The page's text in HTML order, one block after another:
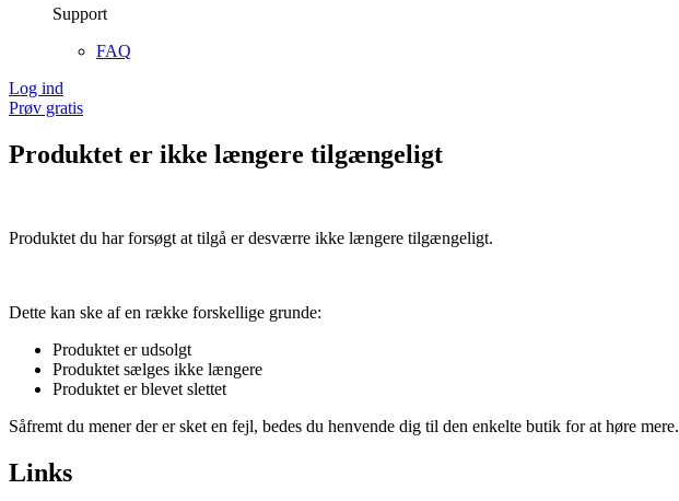
Support
FAQ
Log ind
Prøv gratis
Produktet er ikke længere tilgængeligt
Produktet du har forsøgt at tilgå er desværre ikke længere tilgængeligt.
Dette kan ske af en række forskellige grunde:
Produktet er udsolgt
Produktet sælges ikke længere
Produktet er blevet slettet
Såfremt du mener der er sket en fejl, bedes du henvende dig til den enkelte butik for at høre mere.
Links